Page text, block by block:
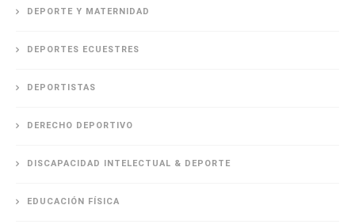
DEPORTE Y MATERNIDAD
DEPORTES ECUESTRES
DEPORTISTAS
DERECHO DEPORTIVO
DISCAPACIDAD INTELECTUAL & DEPORTE
EDUCACIÓN FÍSICA